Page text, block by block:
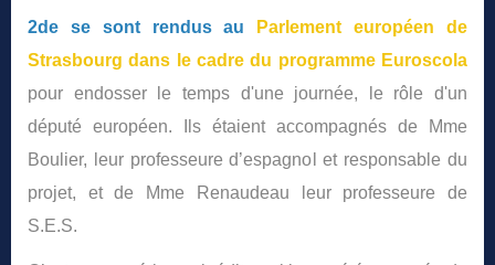
2de se sont rendus au
Parlement européen de
Strasbourg dans le cadre du programme Euroscola
pour endosser le temps d'une journée, le rôle d'un
député européen. Ils étaient accompagnés de Mme
Boulier, leur professeure d’espagnol et responsable du
projet, et de Mme Renaudeau leur professeure de
S.E.S.